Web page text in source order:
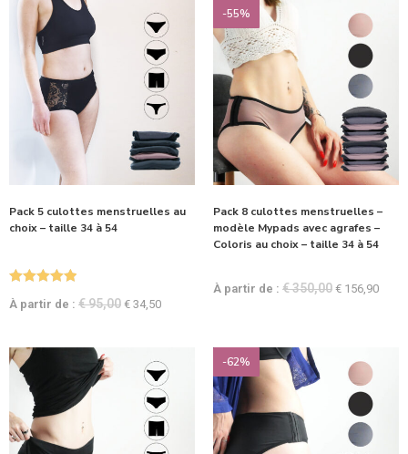
Pack 5 culottes menstruelles au
choix – taille 34 à 54
sur 5
À partir de : €95,00 € 34,50
-55%
Pack 8 culottes menstruelles –
modèle Mypads avec agrafes –
Coloris au choix – taille 34 à 54
À partir de : €350,00 € 156,90
-62%